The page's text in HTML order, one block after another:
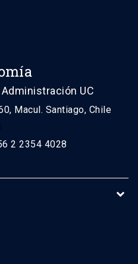
UC
Macul. Santiago, Chile
2 2354 4028